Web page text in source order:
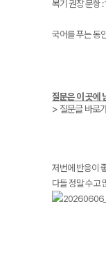
복기 권장 문항
국어를 푸는 동
질문은 이 곳에
> 질문글 바로
저번에 반응이
다들 정말 수고